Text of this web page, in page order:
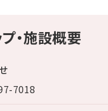
プ・施設概要
7018